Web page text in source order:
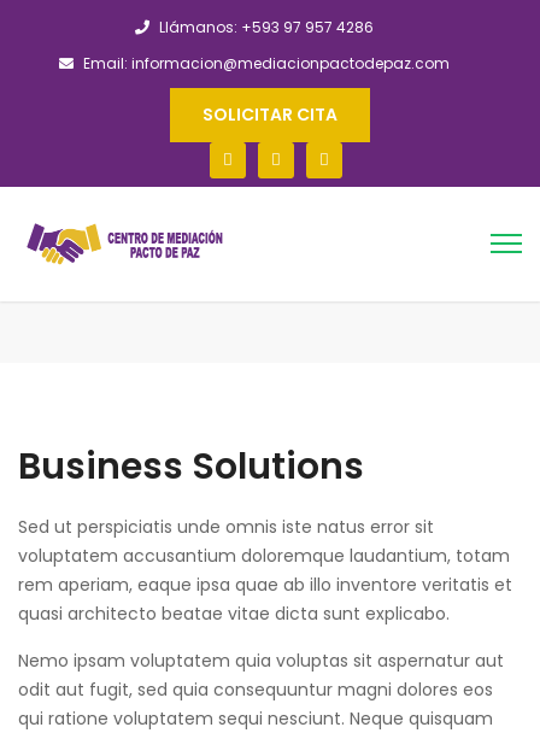
Llámanos: +593 97 957 4286
Email: informacion@mediacionpactodepaz.com
SOLICITAR CITA
Business Solutions
Sed ut perspiciatis unde omnis iste natus error sit
voluptatem accusantium doloremque laudantium, totam
rem aperiam, eaque ipsa quae ab illo inventore veritatis et
quasi architecto beatae vitae dicta sunt explicabo.
Nemo ipsam voluptatem quia voluptas sit aspernatur aut
odit aut fugit, sed quia consequuntur magni dolores eos
qui ratione voluptatem sequi nesciunt. Neque quisquam